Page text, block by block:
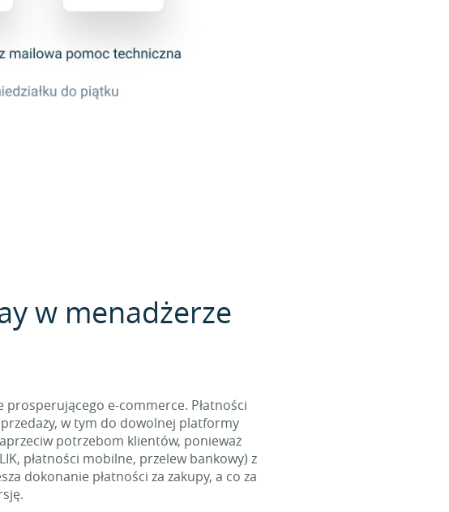
w menadżerze
e-commerce. Płatności
w tym do dowolnej platformy
potrzebom klientów, ponieważ
płatności mobilne, przelew bankowy) z
dokonanie płatności za zakupy, a co za